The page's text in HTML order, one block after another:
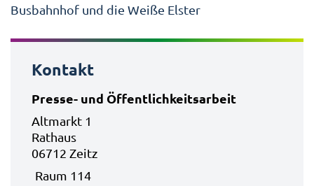
Kontakt
Presse- und Öffentlichkeitsarbeit
Altmarkt 1
Rathaus
06712 Zeitz
Raum 114